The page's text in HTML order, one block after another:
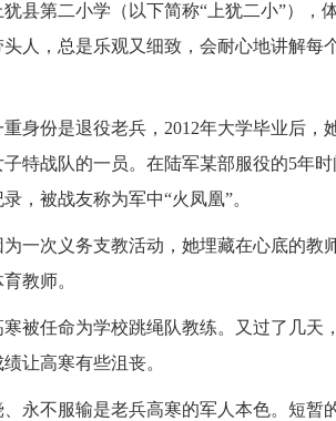
县第二小学（以下简称“上犹二小”），
人，总是乐观又细致，会耐心地讲解每
身份是退役老兵，2012年大学毕业后，
特战队的一员。在陆军某部服役的5年
，被战友称为军中“火凤凰”。
一次义务支教活动，她埋藏在心底的教
教师。
被任命为学校跳绳队教练。又过了几天
让高寒有些沮丧。
永不服输是老兵高寒的军人本色。短暂